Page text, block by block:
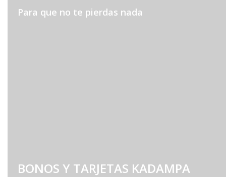
Para que no te pierdas nada
BONOS Y TARJETAS KADAMPA